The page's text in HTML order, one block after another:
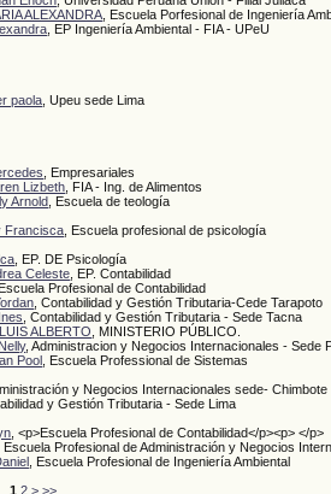
ALEXANDRA , Escuela Porfesional de Ingeniería
, EP Ingeniería Ambiental - FIA - UPeU
paola, Upeu sede Lima
, Empresariales
Lizbeth , FIA - Ing. de Alimentos
Arnold , Escuela de teología
Francisca , Escuela profesional de psicología
, EP. DE Psicología
Celeste , EP. Contabilidad
Escuela Profesional de Contabilidad
, Contabilidad y Gestión Tributaria-Cede Tarapoto
, Contabilidad y Gestión Tributaria - Sede Tacna
ALBERTO
, MINISTERIO PÚBLICO.
, Administracion y Negocios Internacionales - Sede
Pool , Escuela Professional de Sistemas
y Negocios Internacionales sede- Chimbote
y Gestión Tributaria - Sede Lima
, <p>Escuela Profesional de Contabilidad</p><p> </p>
, Escuela Profesional de Administración y Negocios
, Escuela Profesional de Ingeniería Ambiental
1 2 > >>